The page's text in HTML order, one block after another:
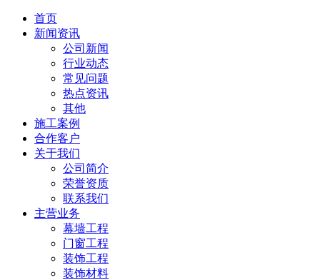
首页
新闻资讯
公司新闻
行业动态
常见问题
热点资讯
其他
施工案例
合作客户
关于我们
公司简介
荣誉资质
联系我们
主营业务
幕墙工程
门窗工程
装饰工程
装饰材料